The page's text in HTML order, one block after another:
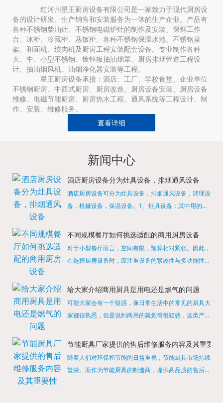
红河州星王厨房设备有限公司是一家致力于现代厨房设
备的设计研发、生产销售和安装服务为一体的生产企业。产品有
各种不锈钢柴油灶、不锈钢电磁炉灶的制作及安装、保鲜工作
台、冰柜、冷藏柜、蒸饭柜、各种不锈钢保温水池、不锈钢菜
架、和面机、绞肉机及厨房工程安装配套设备。专业制作各种
大、中、小型不锈钢、镀锌板抽油烟罩、厨房排烟管道工程设
计、抽油烟风机、油烟净化器安装等工程。
星王厨房设备承接：酒店、工厂、学校食堂、企业单位
不锈钢厨房、中西式厨房、厨房改造、厨房设备安装、厨房设备
维修、电磁节能厨房、厨房热水工程、通风系统等工程设计、制
作、安装、维修服务。
查看详细
新闻中心
酒店厨房设备分为灶具设备，排烟通风设备
酒店厨房设备可分为灶具设备，排烟通风设备，调理设
备，机械设备，保温设备。1、灶具设备：其中用的较
缺少的，经过相关检测证明的合格设备才能进行使用，
不同规模餐厅如何挑选适配的商用厨房设备
对于小型餐厅而言，空间有限，预算相对紧张。因此，
在选择厨房设备时，应注重设备的紧凑性与多功能性。
烹饪设备，既能节省空间，又能满足多样化的烹饪需
给大家介绍商用厨具是用电还是燃气的问题
可能大家会有一个疑惑，像日常生活中的常见的厨具大
家都很熟悉，但是说到商用的就觉得很疑惑，这类产品
店用的就是商用的吗?还真别说，真被大家猜对了，这
节能厨具厂家提供的售后维修服务内容及其重要性
随着人们对环保和节能的日益重视，节能厨具市场持续
繁荣。而作为节能厨具的制造商，提供高品质的售后维